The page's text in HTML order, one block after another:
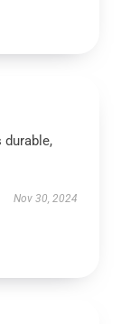
durable,
Nov 30, 2024